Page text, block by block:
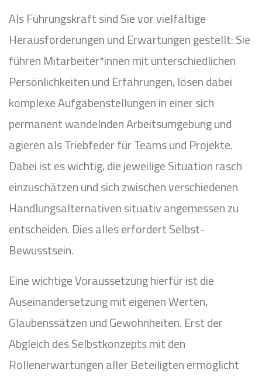
Als Führungskraft sind Sie vor vielfältige
Herausforderungen und Erwartungen gestellt: Sie
führen Mitarbeiter*innen mit unterschiedlichen
Persönlichkeiten und Erfahrungen, lösen dabei
komplexe Aufgabenstellungen in einer sich
permanent wandelnden Arbeitsumgebung und
agieren als Triebfeder für Teams und Projekte.
Dabei ist es wichtig, die jeweilige Situation rasch
einzuschätzen und sich zwischen verschiedenen
Handlungsalternativen situativ angemessen zu
entscheiden. Dies alles erfordert Selbst-
Bewusstsein.
Eine wichtige Voraussetzung hierfür ist die
Auseinandersetzung mit eigenen Werten,
Glaubenssätzen und Gewohnheiten. Erst der
Abgleich des Selbstkonzepts mit den
Rollenerwartungen aller Beteiligten ermöglicht